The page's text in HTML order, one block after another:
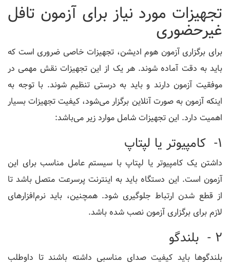
تجهیزات مورد نیاز برای آزمون تافل
غیرحضوری
برای برگزاری آزمون هوم ادیشن، تجهیزات خاصی ضروری است که
باید به دقت آماده شوند. هر یک از این تجهیزات نقش مهمی در
موفقیت آزمون دارند و باید به درستی تنظیم شوند. با توجه به
اینکه آزمون به صورت آنلاین برگزار می‌شود، کیفیت تجهیزات بسیار
اهمیت دارد. این تجهیزات شامل موارد زیر می‌باشد:
1- کامپیوتر یا لپتاپ
داشتن یک کامپیوتر یا لپتاپ با سیستم عامل مناسب برای این
آزمون است. این دستگاه باید به اینترنت پرسرعت متصل باشد تا
از قطع شدن ارتباط جلوگیری شود. همچنین، باید نرم‌افزارهای
لازم برای برگزاری آزمون نصب شده باشد.
2 - بلندگو
بلندگوها باید کیفیت صدای مناسبی داشته باشند تا داوطلب